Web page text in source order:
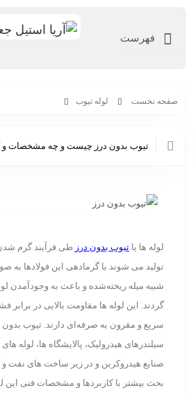
فهرست
صفحه نخست لوله تیوب
تیوب بدون درز چیست و چه مشخصات و
لوله ها یا تیوب بدون درز طی فرآیند گرم
تولید می شوند با گرمادهی این فولادها
شبیه میله ریخته‌شده و باعث به وجود‌آمدن
گردند. این لوله ها مقاومت بالایی در برابر
سریع و مقرون به صرفه‌ای دارند. تیوب
سیلندرهای هیدرولیک، پالایشگاه ها، لوله های
صنایع هیدروکربن و در زیر ساخت های نفت و
بحث بیشتر با کاربردها و مشخصات فنی این